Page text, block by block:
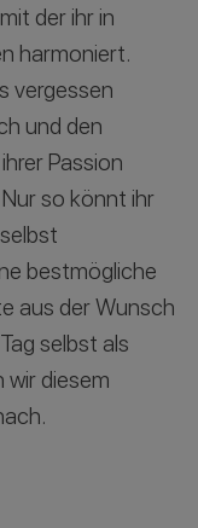
der ihr in
harmoniert.
vergessen
und den
Passion
so könnt ihr
bestmögliche
aus der Wunsch
selbst als
diesem